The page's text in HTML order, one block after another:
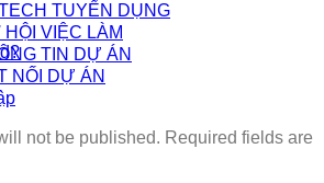
TUYỂN DỤNG
HỘI VIỆC LÀM
TIN DỰ ÁN
NỐI DỰ ÁN
not be published. Required fields are